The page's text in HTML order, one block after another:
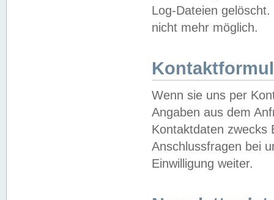
Log-Dateien
nicht mehr möglich.
Wenn sie uns per
Angaben aus dem
Kontaktdaten zwecks
Anschlussfragen bei
Einwilligung weiter.